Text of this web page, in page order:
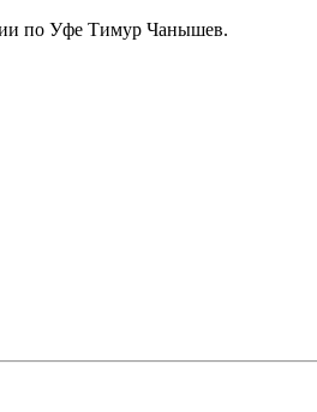
по Уфе Тимур Чанышев.